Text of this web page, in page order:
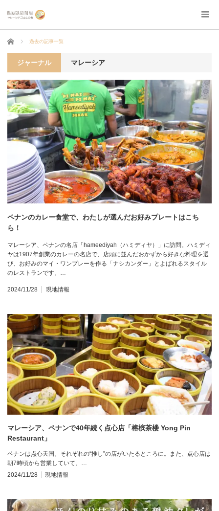
ホーム 過去の記事一覧
ジャーナル マレーシア
ペナンのカレー食堂で、わたしが選んだお好みプレートはこち
ら！
マレーシア、ペナンの名店「hameediyah（ハミディヤ）」に訪問。ハミディ
ヤは1907年創業のカレーの名店で、店頭に並んだおかずから好きな料理を選
び、お好みのマイ・ワンプレーを作る「ナシカンダー」とよばれるスタイル
のレストランです。…
2024/11/28 現地情報
マレーシア、ペナンで40年続く点心店「榕槟茶楼 Yong Pin
Restaurant」
ペナンは点心天国。それぞれの“推し”の店がいたるところに。また、点心店は
朝7時頃から営業していて、…
2024/11/28
現地情報